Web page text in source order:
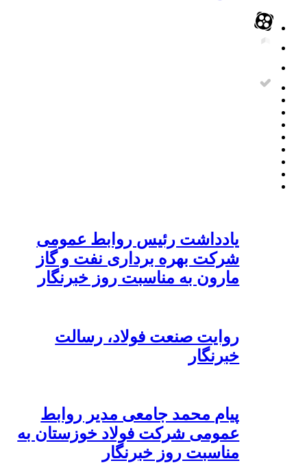
یادداشت رئیس روابط عمومی
شرکت بهره برداری نفت و گاز
مارون به مناسبت روز خبرنگار
روایت صنعت فولاد،‌ رسالت
خبرنگار
پیام محمد جامعی مدیر روابط
عمومی شرکت فولاد خوزستان به
مناسبت روز خبرنگار